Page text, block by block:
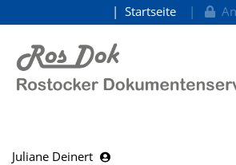
zum Inhalt
Startseite
Juliane Deinert